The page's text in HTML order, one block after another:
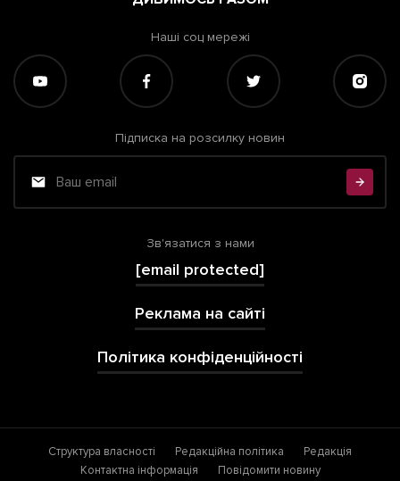
Наші соц мережі
Підписка на розсилку новин
Зв'язатися з нами
[email protected]
Реклама на сайті
Політика конфіденційності
Структура власності Редакційна політика
Редакція
Контактна інформація
Повідомити новину